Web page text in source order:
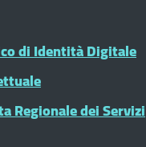
di Identità Digitale
Regionale dei Servizi